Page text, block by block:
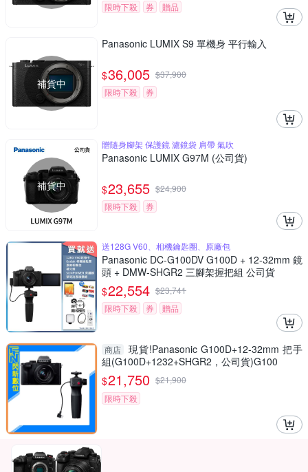
限時下殺 券 贈品
補貨中
Panasonic LUMIX S9 單機身 平行輸入
$36,005 $37,900
限時下殺
券
補貨中
贈隨身腳架 保護鏡 濾鏡袋 肩帶 氣吹
Panasonic LUMIX G97M (公司貨)
$23,655 $24,900
限時下殺
券
送128G V60、相機鑰匙圈、原廠包
Panasonic DC-G100DV G100D + 12-32mm 鏡
頭 + DMW-SHGR2 三腳架握把組 公司貨
$22,554 $23,741
限時下殺
券 贈品
商店
現貨!Panasonic G100D+12-32mm 把手
組(G100D+1232+SHGR2，公司貨)G100
$21,750 $21,900
限時下殺